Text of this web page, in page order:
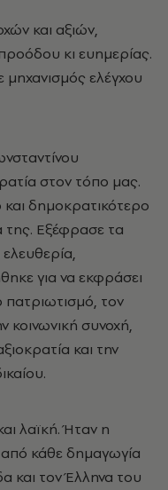
και αξιών,
κι ευημερίας.
μηχανισμός ελέγχου
στον τόπο μας.
δημοκρατικότερο
της. Εξέφρασε τα
για να εκφράσει
πατριωτισμό, τον
κοινωνική συνοχή,
και την
λαϊκή. Ήταν η
κάθε δημαγωγία
και τον Έλληνα του